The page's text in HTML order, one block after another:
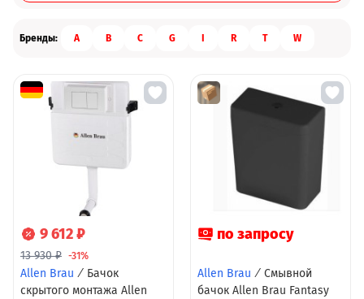
Бренды: A B C G R T W
9 612 ₽
13 930 ₽ -31%
Allen Brau / Бачок
скрытого монтажа Allen
по запросу
Allen Brau / Смывной
бачок Allen Brau Fantasy